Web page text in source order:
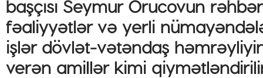
başçısı Seymur Orucovun
fəaliyyətlər və yerli
işlər dövlət-vətəndaş
verən amillər kimi